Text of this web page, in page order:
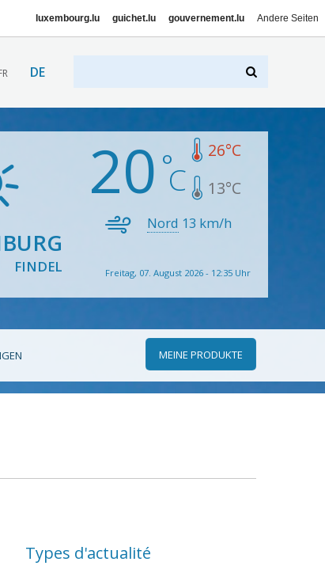
luxembourg.lu guichet.lu gouvernement.lu Andere Seiten
DE
FINDEL
20 26°C
13°C
Nord 13 km/h
Freitag, 07. August 2026 - 12:35 Uhr
MEINE PRODUKTE
Types d'actualité